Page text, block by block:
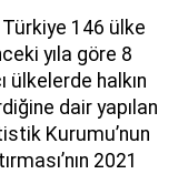
146 ülke
yıla göre 8
ülkelerde halkın
dair yapılan
Kurumu’nun
2021